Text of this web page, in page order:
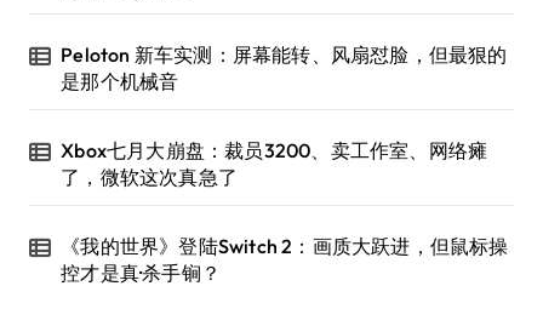
Peloton 新车实测：屏幕能转、风扇怼脸，但最狠的
是那个机械音
Xbox七月大崩盘：裁员3200、卖工作室、网络瘫
了，微软这次真急了
《我的世界》登陆Switch 2：画质大跃进，但鼠标操
控才是真·杀手锏？